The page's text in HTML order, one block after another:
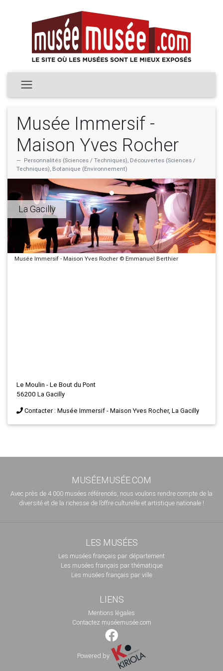
Musée Immersif -
Maison Yves Rocher
Personnalités (Sciences / Techniques), Découvertes (Sciences /
Techniques), Botanique (Environnement)
La Gacilly
Musée Immersif - Maison Yves Rocher © Emmanuel Berthier
Le Moulin - Le Bout du Pont
56200 La Gacilly
Contacter : Musée Immersif - Maison Yves Rocher, La Gacilly
MUSÉEMUSÉE.COM
Avec près de 4 000 musées référencés, nous voulons rendre compte de la
diversité et de la richesse de l’offre culturelle et artistique nationale !
LES MUSÉES
Les musées français par département
Les musées français par thématique
Les musées français par ville
LIENS
Mentions légales
Contactez muséemusée.com
Powered by